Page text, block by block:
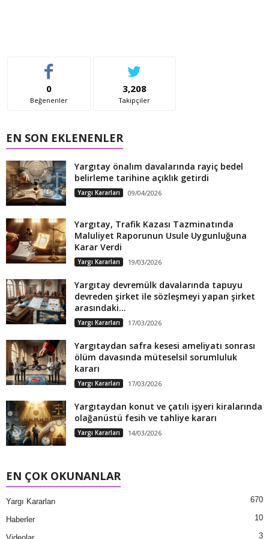
0
Beğenenler
3,208
Takipçiler
EN SON EKLENENLER
Yargıtay önalım davalarında rayiç bedel
belirleme tarihine açıklık getirdi
Yargı Kararları 09/04/2026
Yargıtay, Trafik Kazası Tazminatında
Maluliyet Raporunun Usule Uygunluğuna
Karar Verdi
Yargı Kararları 19/03/2026
Yargıtay devremülk davalarında tapuyu
devreden şirket ile sözleşmeyi yapan şirket
arasındaki...
Yargı Kararları 17/03/2026
Yargıtaydan safra kesesi ameliyatı sonrası
ölüm davasında müteselsil sorumluluk
kararı
Yargı Kararları 17/03/2026
Yargıtaydan konut ve çatılı işyeri kiralarında
olağanüstü fesih ve tahliye kararı
Yargı Kararları 14/03/2026
EN ÇOK OKUNANLAR
Yargı Kararları 670
Haberler 10
3